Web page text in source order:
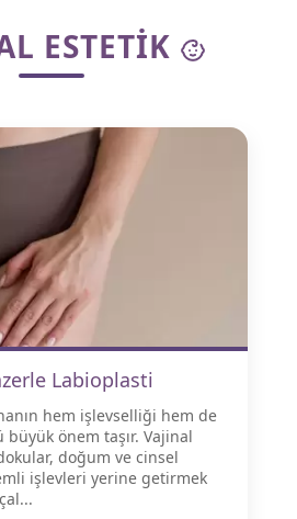
ESTETIK
Labioplasti
hem işlevselliği hem de
önem taşır. Vajinal
doğum ve cinsel
işlevleri yerine getirmek